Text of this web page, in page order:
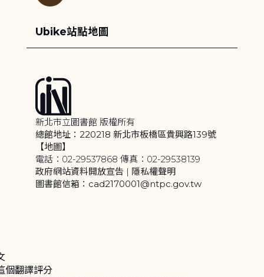
Ubike站點地圖
新北市立圖書館 版權所有
總館地址：220218 新北市板橋區貴興路139號
【地圖】
電話：02-29537868 傳真：02-29538139
政府網站資料開放宣告 | 隱私權聲明
圖書館信箱：cad2170001@ntpc.gov.tw
個翻譯評分